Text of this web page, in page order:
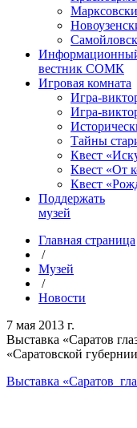
вестник СОМК
Игровая комната
Игра-
Игра-
Тайны
Квест
Квест «От
Квест
Поддержать
музей
Главная страница
/
Музей
/
Новости
7 мая 2013 г.
Выставка «Саратов
«Саратовской
Выставка «Саратов